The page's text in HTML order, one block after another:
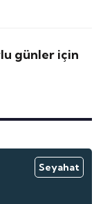
günler için
Seyahat